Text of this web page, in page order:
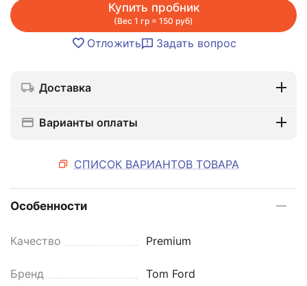
Купить пробник
(Вес 1 гр = 150 руб)
Отложить Задать вопрос
Доставка
Варианты оплаты
СПИСОК ВАРИАНТОВ ТОВАРА
Особенности
Качество Premium
Бренд Tom Ford